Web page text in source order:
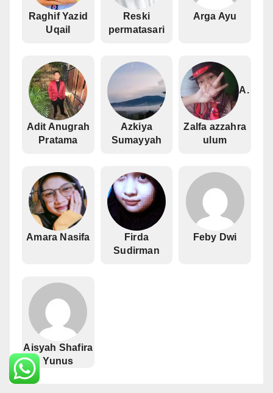
Raghif Yazid
Uqail
Reski
permatasari
Arga Ayu
Adit Anugrah
Pratama
Azkiya
Sumayyah
A.
Zalfa azzahra
ulum
Amara Nasifa
Firda
Sudirman
Feby Dwi
Aisyah Shafira
Yunus